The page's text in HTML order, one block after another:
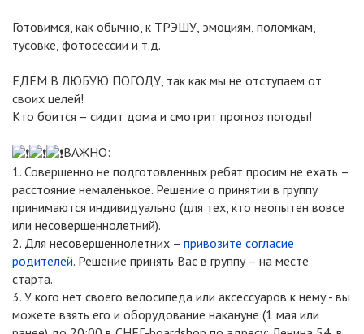
Готовимся, как обычно, к ТРЭШУ, эмоциям, поломкам,
тусовке, фотосессии и т.д.
ЕДЕМ В ЛЮБУЮ ПОГОДУ, так как мы не отступаем от
своих целей!
Кто боится – сидит дома и смотрит прогноз погоды!
ВАЖНО:
1. Совершенно не подготовленных ребят просим не ехать –
расстояние немаленькое. Решение о принятии в группу
принимаются индивидуально (для тех, кто неопытен вовсе
или несовершеннолетний).
2. Для несовершеннолетних – привозите согласие
родителей. Решение принять Вас в группу – на месте
старта.
3. У кого нет своего велосипеда или аксессуаров к нему - вы
можете взять его и оборудование накануне (1 мая или